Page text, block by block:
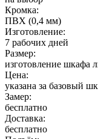
Кромка:
ПВХ (0,4 мм)
Изготовление:
7 рабочих дней
Размер:
изготовление шкафа
Цена:
указана за базовый
Замер:
бесплатно
Доставка:
бесплатно